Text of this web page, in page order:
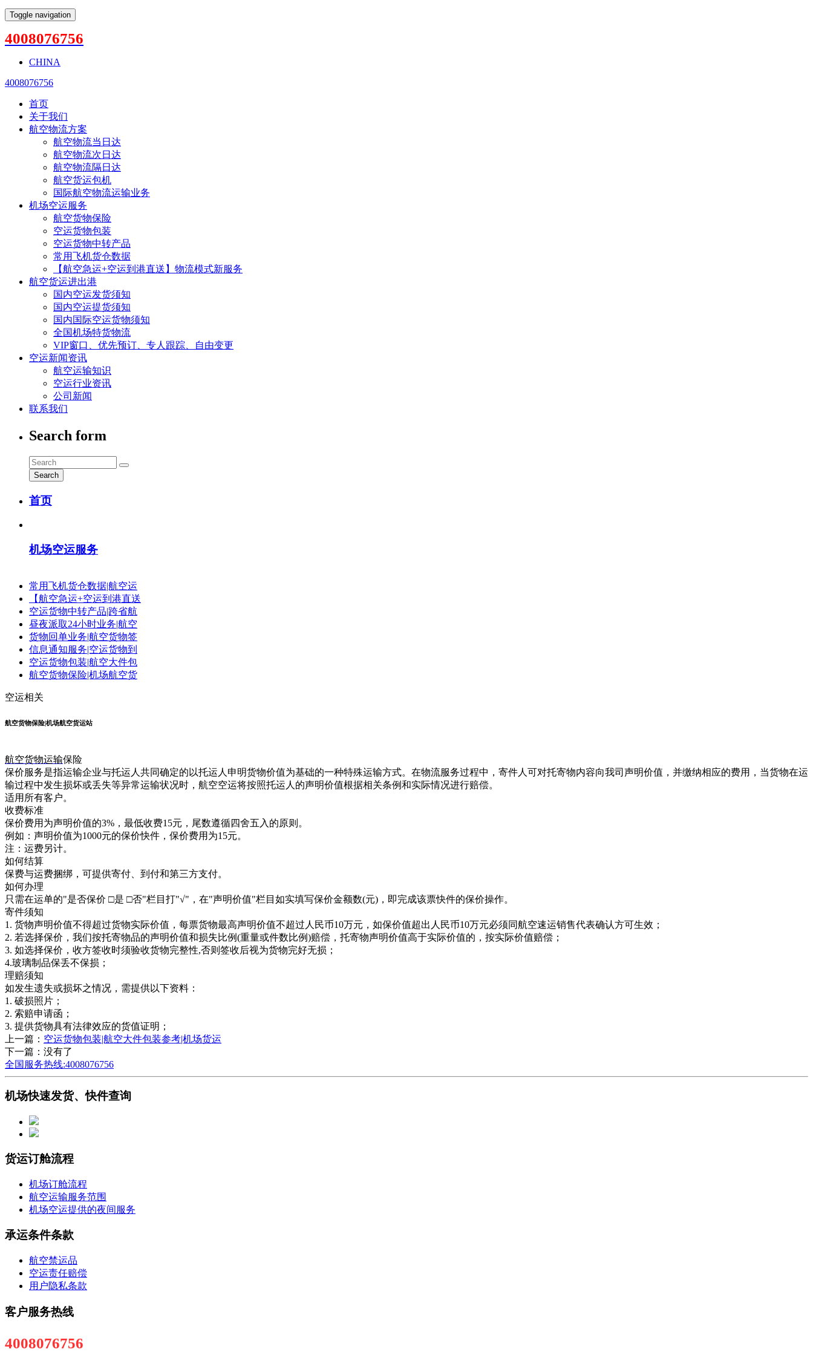
Toggle navigation
4008076756
CHINA
4008076756
首页
关于我们
航空物流方案
航空物流当日达
航空物流次日达
航空物流隔日达
航空货运包机
国际航空物流运输业务
机场空运服务
航空货物保险
空运货物包装
空运货物中转产品
常用飞机货仓数据
【航空急运+空运到港直送】物流模式新服务
航空货运进出港
国内空运发货须知
国内空运提货须知
国内国际空运货物须知
全国机场特货物流
VIP窗口、优先预订、专人跟踪、自由变更
空运新闻资讯
航空运输知识
空运行业资讯
公司新闻
联系我们
Search form
Search
首页
机场空运服务
常用飞机货仓数据|航空运
【航空急运+空运到港直送
空运货物中转产品|跨省航
昼夜派取24小时业务|航空
货物回单业务|航空货物签
信息通知服务|空运货物到
空运货物包装|航空大件包
航空货物保险|机场航空货
空运相关
航空货物保险|机场航空货运站
航空货物运输保险
保价服务是指运输企业与托运人共同确定的以托运人申明货物价值为基础的一种特殊运输方式。在物流服务过程中，寄件人可对托寄物内容向我司声明价值，并缴纳相应的费用，当货物在运
输过程中发生损坏或丢失等异常运输状况时，航空空运将按照托运人的声明价值根据相关条例和实际情况进行赔偿。
适用所有客户。
收费标准
保价费用为声明价值的3%，最低收费15元，尾数遵循四舍五入的原则。
例如：声明价值为1000元的保价快件，保价费用为15元。
注：运费另计。
如何结算
保费与运费捆绑，可提供寄付、到付和第三方支付。
如何办理
只需在运单的"是否保价 □是 □否"栏目打"√"，在"声明价值"栏目如实填写保价金额数(元)，即完成该票快件的保价操作。
寄件须知
1. 货物声明价值不得超过货物实际价值，每票货物最高声明价值不超过人民币10万元，如保价值超出人民币10万元必须同航空速运销售代表确认方可生效；
2. 若选择保价，我们按托寄物品的声明价值和损失比例(重量或件数比例)赔偿，托寄物声明价值高于实际价值的，按实际价值赔偿；
3. 如选择保价，收方签收时须验收货物完整性,否则签收后视为货物完好无损；
4.玻璃制品保丢不保损；
理赔须知
如发生遗失或损坏之情况，需提供以下资料：
1. 破损照片；
2. 索赔申请函；
3. 提供货物具有法律效应的货值证明；
上一篇： 空运货物包装|航空大件包装参考|机场货运
下一篇：没有了
全国服务热线:4008076756
机场快速发货、快件查询
货运订舱流程
机场订舱流程
航空运输服务范围
机场空运提供的夜间服务
承运条件条款
航空禁运品
空运责任赔偿
用户隐私条款
客户服务热线
4008076756